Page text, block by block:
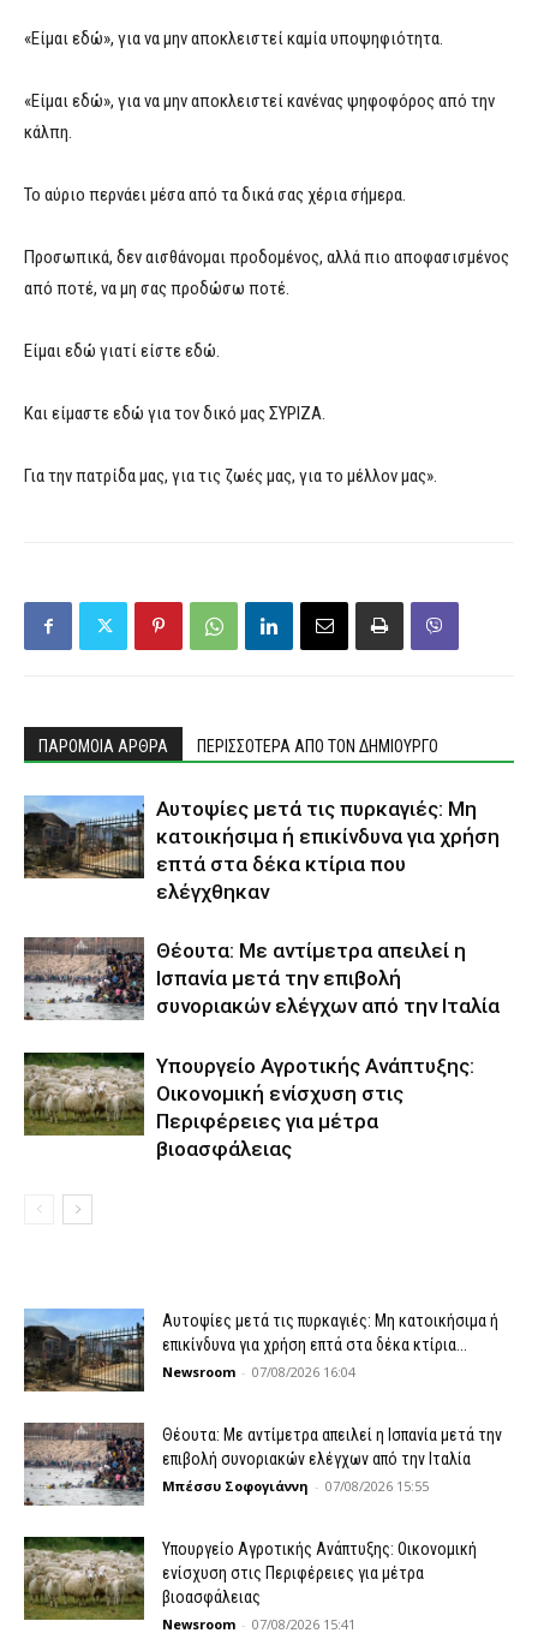
«Είμαι εδώ», για να μην αποκλειστεί καμία υποψηφιότητα.
«Είμαι εδώ», για να μην αποκλειστεί κανένας ψηφοφόρος από την
κάλπη.
Το αύριο περνάει μέσα από τα δικά σας χέρια σήμερα.
Προσωπικά, δεν αισθάνομαι προδομένος, αλλά πιο αποφασισμένος
από ποτέ, να μη σας προδώσω ποτέ.
Είμαι εδώ γιατί είστε εδώ.
Και είμαστε εδώ για τον δικό μας ΣΥΡΙΖΑ.
Για την πατρίδα μας, για τις ζωές μας, για το μέλλον μας».
ΠΑΡΟΜΟΙΑ ΑΡΘΡΑ ΠΕΡΙΣΣΟΤΕΡΑ ΑΠΟ ΤΟΝ ΔΗΜΙΟΥΡΓΟ
Αυτοψίες μετά τις πυρκαγιές: Μη
κατοικήσιμα ή επικίνδυνα για χρήση
επτά στα δέκα κτίρια που
ελέγχθηκαν
Θέουτα: Με αντίμετρα απειλεί η
Ισπανία μετά την επιβολή
συνοριακών ελέγχων από την Ιταλία
Υπουργείο Αγροτικής Ανάπτυξης:
Οικονομική ενίσχυση στις
Περιφέρειες για μέτρα
βιοασφάλειας
Αυτοψίες μετά τις πυρκαγιές: Μη κατοικήσιμα ή
επικίνδυνα για χρήση επτά στα δέκα κτίρια...
Newsroom - 07/08/2026 16:04
Θέουτα: Με αντίμετρα απειλεί η Ισπανία μετά την
επιβολή συνοριακών ελέγχων από την Ιταλία
Μπέσσυ Σοφογιάννη - 07/08/2026 15:55
Υπουργείο Αγροτικής Ανάπτυξης: Οικονομική
ενίσχυση στις Περιφέρειες για μέτρα
βιοασφάλειας
Newsroom - 07/08/2026 15:41